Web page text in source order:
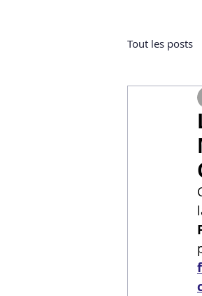
Tout les posts
certifiée
Creality